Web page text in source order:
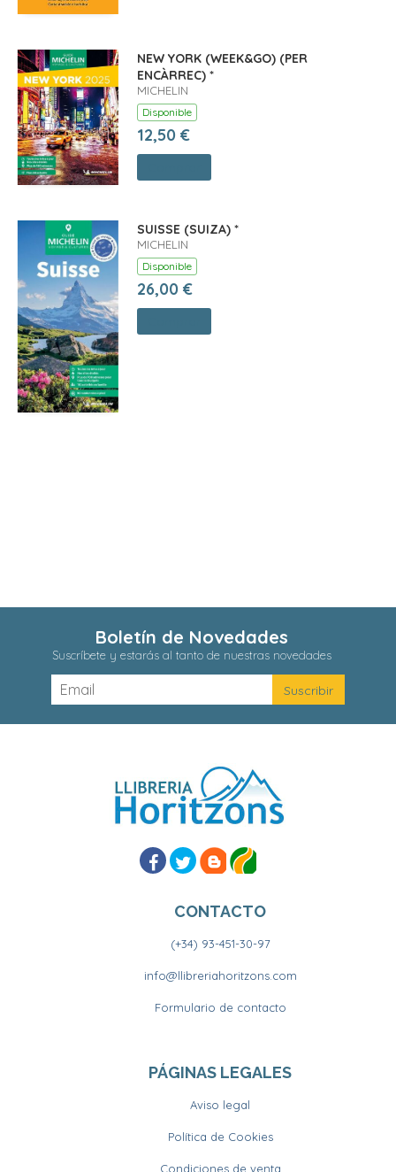
NEW YORK (WEEK&GO) (PER
ENCÀRREC) *
MICHELIN
Disponible
12,50 €
SUISSE (SUIZA) *
MICHELIN
Disponible
26,00 €
Boletín de Novedades
Suscríbete y estarás al tanto de nuestras novedades
CONTACTO
(+34) 93-451-30-97
info@llibreriahoritzons.com
Formulario de contacto
PÁGINAS LEGALES
Aviso legal
Política de Cookies
Condiciones de venta